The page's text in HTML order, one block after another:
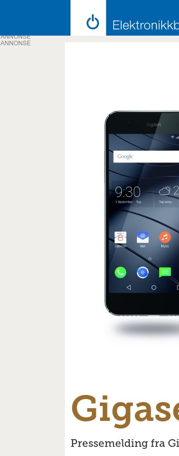
Pressemelding fra
ANNONSE
ANNONSE